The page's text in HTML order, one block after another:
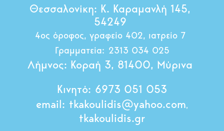
Θεσσαλονίκη: Κ. Καραμανλή 145,
54249
4ος όροφος, γραφείο 402, ιατρείο 7
Γραμματεία: 2313 034 025
Λήμνος: Κοραή 3, 81400, Μύρινα
Κινητό: 6973 051 053
email: tkakoulidis@yahoo.com,
tkakoulidis.gr